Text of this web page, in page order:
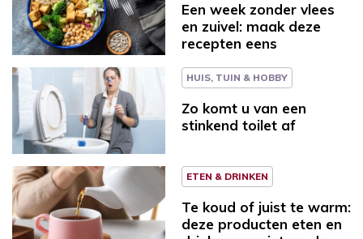
Een week zonder vlees
en zuivel: maak deze
recepten eens
HUIS, TUIN & HOBBY
Zo komt u van een
stinkend toilet af
ETEN & DRINKEN
Te koud of juist te warm:
deze producten eten en